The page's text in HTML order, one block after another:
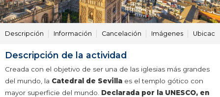
Descripción Información Cancelación Imágenes
Descripción de la actividad
Creada con el objetivo de ser una de las iglesias más grandes
del mundo, la Catedral de Sevilla es el templo gótico con
mayor superficie del mundo. Declarada por la UNESCO, en